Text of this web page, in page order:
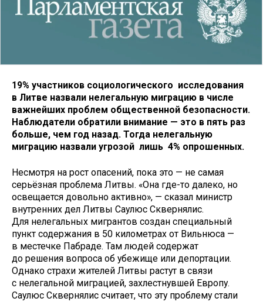
19% участников социологического исследования
в Литве назвали нелегальную миграцию в числе
важнейших проблем общественной безопасности.
Наблюдатели обратили внимание — это в пять раз
больше, чем год назад. Тогда нелегальную
миграцию назвали угрозой лишь 4% опрошенных.
Несмотря на рост опасений, пока это — не самая
серьёзная проблема Литвы. «Она где-то далеко, но
освещается довольно активно», — сказал министр
внутренних дел Литвы Саулюс Сквернялис.
Для нелегальных мигрантов создан специальный
пункт содержания в 50 километрах от Вильнюса —
в местечке Пабраде. Там людей содержат
до решения вопроса об убежище или депортации.
Однако страхи жителей Литвы растут в связи
с нелегальной миграцией, захлестнувшей Европу.
Саулюс Сквернялис считает, что эту проблему стали